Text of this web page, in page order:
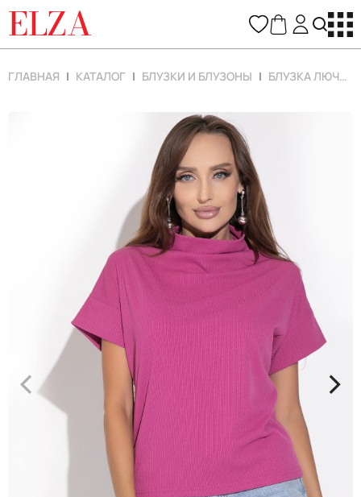
ELZA
ГЛАВНАЯ КАТАЛОГ БЛУЗКИ И БЛУЗОНЫ БЛУЗКА ЛЮЧИЯ (МАЛИНА)
< >